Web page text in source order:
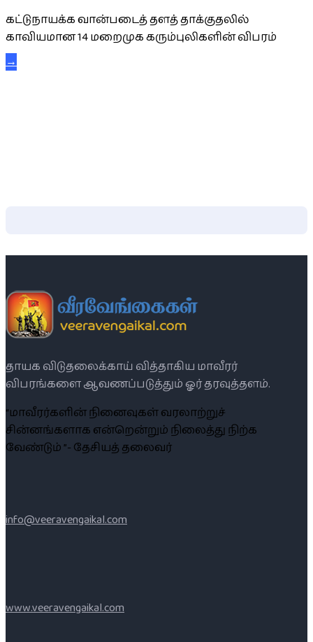
கட்டுநாயக்க வான்படைத் தளத் தாக்குதலில்
காவியமான 14 மறைமுக கரும்புலிகளின் விபரம்
→
தாயக விடுதலைக்காய் வித்தாகிய மாவீரர்
விபரங்களை ஆவணப்படுத்தும் ஓர் தரவுத்தளம்.
“மாவீரர்களின் நினைவுகள் வரலாற்றுச்
சின்னங்களாக என்றென்றும் நிலைத்து நிற்க
வேண்டும் ”- தேசியத் தலைவர்
info@veeravengaikal.com
www.veeravengaikal.com